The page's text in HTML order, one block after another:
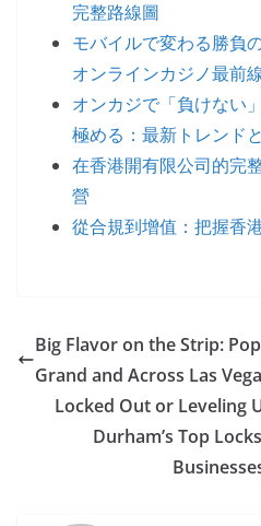
完整路線圖
モバイルで変わる勝負
オンラインカジノ最前
オンカジで「負けない
極める：最新トレンド
在香港開有限公司的完
營
從合規到增值：把握香
Big Flavor on the Strip:
Grand and Across Las
Locked Out or Leveling
Durham’s Top